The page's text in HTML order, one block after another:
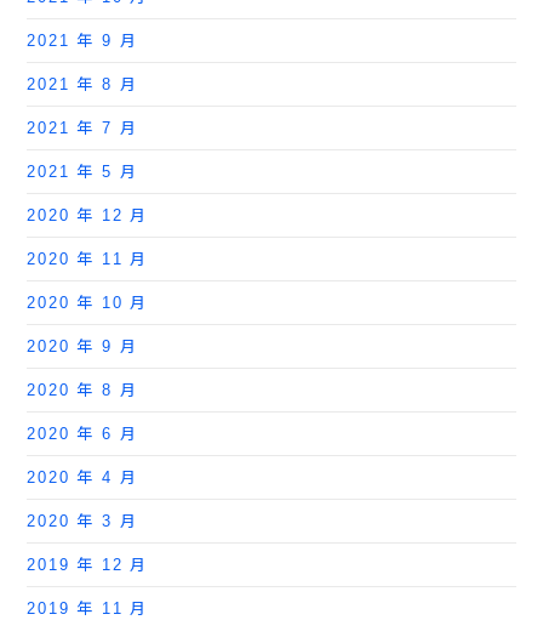
2021 年 9 月
2021 年 8 月
2021 年 7 月
2021 年 5 月
2020 年 12 月
2020 年 11 月
2020 年 10 月
2020 年 9 月
2020 年 8 月
2020 年 6 月
2020 年 4 月
2020 年 3 月
2019 年 12 月
2019 年 11 月